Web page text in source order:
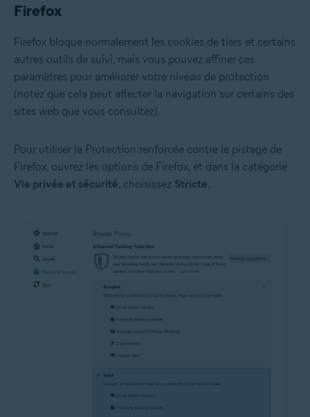
Firefox
Firefox bloque normalement les cookies de tiers et certains
autres outils de suivi, mais vous pouvez affiner ces
paramètres pour améliorer votre niveau de protection
(notez que cela peut affecter la navigation sur certains des
sites web que vous consultez).
Pour utiliser la Protection renforcée contre le pistage de
Firefox, ouvrez les options de Firefox, et dans la catégorie
Vie privée et sécurité, choisissez Stricte.